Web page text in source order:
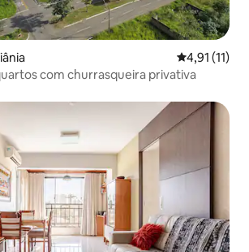
4,91 de uma
4,91 (11)
com churrasqueira privativa